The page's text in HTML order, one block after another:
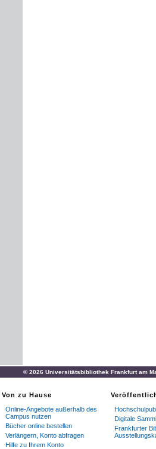
© 2026 Universitätsbibliothek Frankfurt am
Von zu Hause
Online-Angebote außerhalb des
Campus nutzen
Bücher online bestellen
Verlängern, Konto abfragen
Hilfe zu Ihrem Konto
Digitale
Frankfurter